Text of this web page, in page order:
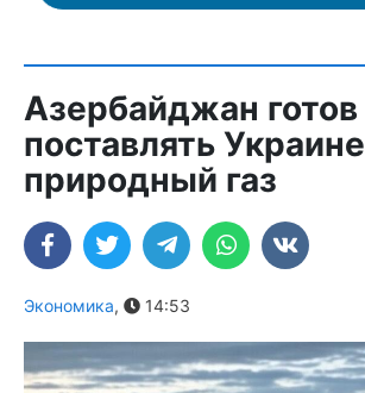
Азербайджан готов
поставлять Украине
природный газ
Экономика, 14:53